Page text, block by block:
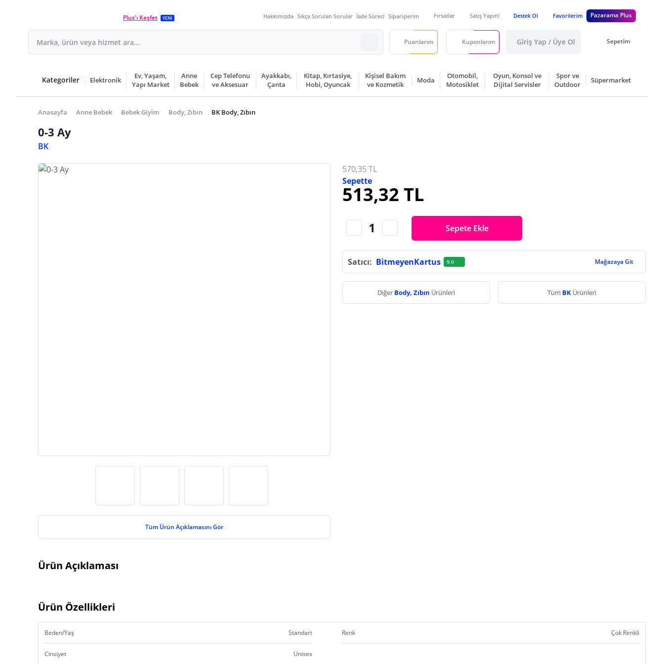
Plus'ı Keşfet YENİ Hakkımızda Sıkça Sorulan Sorular İade Süreci Siparişlerim Fırsatlar Satış Yapın! Destek Ol Favorilerim Pazarama Plus
Puanlarım Kuponlarım Giriş Yap / Üye Ol Sepetim
Kategoriler Elektronik
Ev, Yaşam,
Yapı Market
Anne
Bebek
Cep Telefonu
ve Aksesuar
Ayakkabı,
Çanta
Kitap, Kırtasiye,
Hobi, Oyuncak
Kişisel Bakım
ve Kozmetik
Moda
Otomobil,
Motosiklet
Oyun, Konsol ve
Dijital Servisler
Spor ve
Outdoor
Süpermarket
Anasayfa Anne Bebek Bebek Giyim Body, Zıbın BK Body, Zıbın
0-3 Ay
BK
Tüm Ürün Açıklamasını Gör
570,35 TL
Sepette
513,32 TL
Sepete Ekle
Satıcı: BitmeyenKartus 9.0 Mağazaya Git
Diğer Body, Zıbın Ürünleri Tüm BK Ürünleri
Ürün Açıklaması
Ürün Özellikleri
Beden/Yaş Standart Renk Çok Renkli
Cinsiyet Unisex